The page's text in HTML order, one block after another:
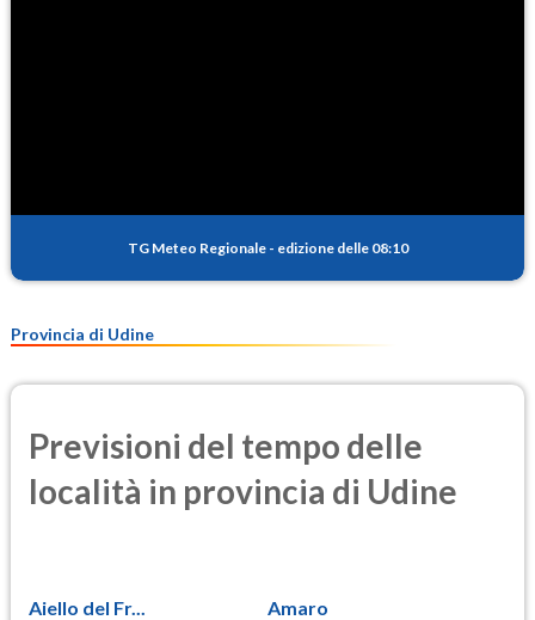
TG Meteo Regionale - edizione delle 08:10
Provincia di Udine
Previsioni del tempo delle
località in provincia di Udine
Aiello del Fr... Amaro